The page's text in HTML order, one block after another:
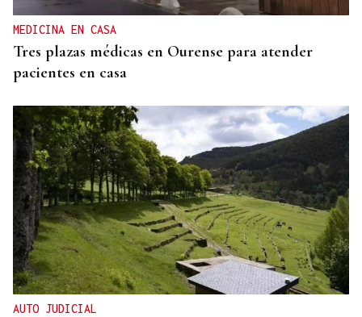
MEDICINA EN CASA
Tres plazas médicas en Ourense para atender
pacientes en casa
AUTO JUDICIAL